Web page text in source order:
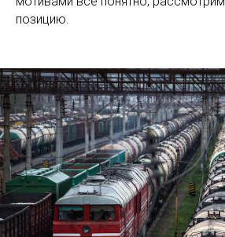
позицию.